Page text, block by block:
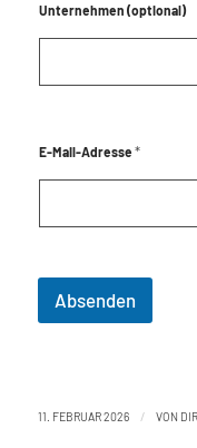
a
m
Unternehmen (optional)
E-Mail-Adresse *
Absenden
11. FEBRUAR 2026 / VON